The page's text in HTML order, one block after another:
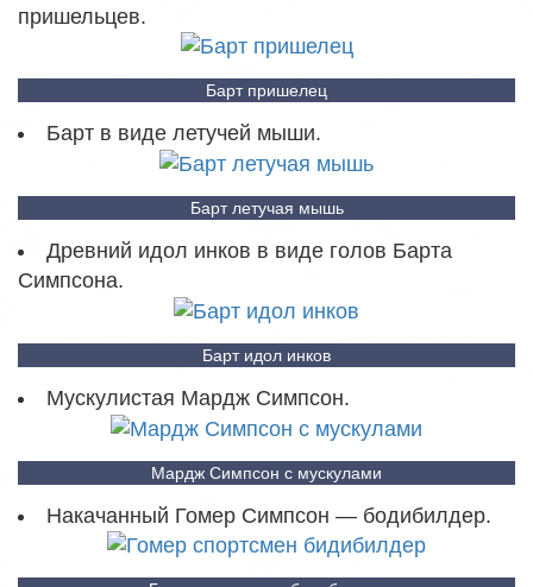
пришельцев.
Барт пришелец
Барт в виде летучей мыши.
Барт летучая мышь
Древний идол инков в виде голов Барта
Симпсона.
Барт идол инков
Мускулистая Мардж Симпсон.
Мардж Симпсон с мускулами
Накачанный Гомер Симпсон — бодибилдер.